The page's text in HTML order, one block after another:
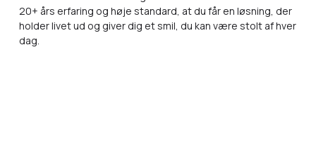
20+ års erfaring og høje standard, at du får en løsning, der
holder livet ud og giver dig et smil, du kan være stolt af hver
dag.